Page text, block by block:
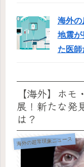
海外の
地震が
た医師
【海外】ホ
展！新たな発
は？
海外の超常現象ニュース